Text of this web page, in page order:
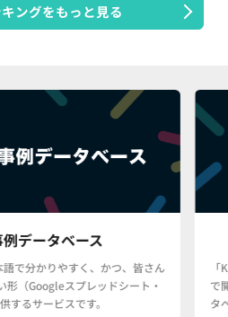
ングをもっと見る
データベース
で分かりやすく、かつ、皆さん
形（Googleスプレッドシート・
するサービスです。
で
タ